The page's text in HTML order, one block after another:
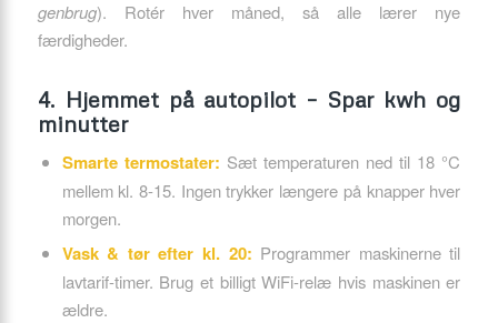
genbrug). Rotér hver måned, så alle lærer nye
færdigheder.
4. Hjemmet på autopilot – Spar kwh og
minutter
Smarte termostater: Sæt temperaturen ned til 18 °C
mellem kl. 8-15. Ingen trykker længere på knapper hver
morgen.
Vask & tør efter kl. 20: Programmer maskinerne til
lavtarif-timer. Brug et billigt WiFi-relæ hvis maskinen er
ældre.